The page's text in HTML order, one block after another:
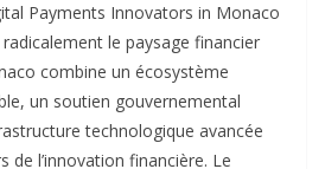
Payments Innovators in Monaco
le paysage financier
combine un écosystème
un soutien gouvernemental
technologique avancée
de l’innovation financière. Le